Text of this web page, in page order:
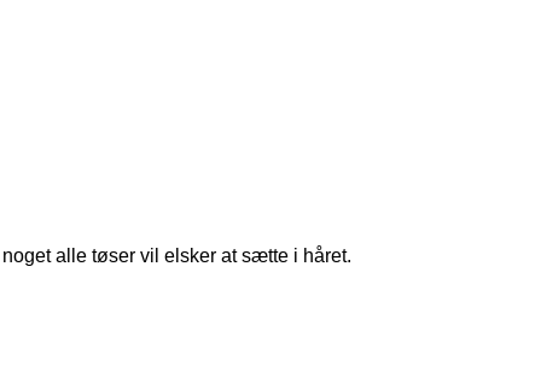
alle tøser vil elsker at sætte i håret.